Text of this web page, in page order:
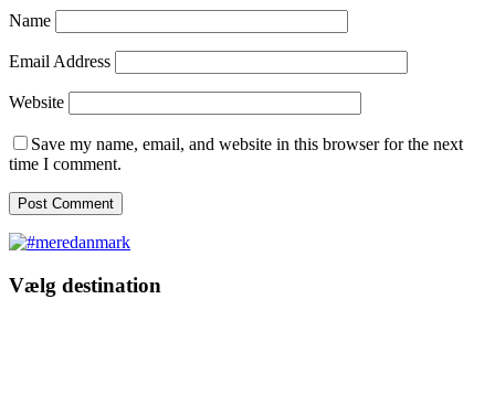
Name
Email Address
Website
Save my name, email, and website in this browser for the next
time I comment.
Vælg destination